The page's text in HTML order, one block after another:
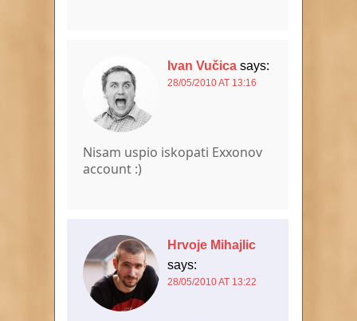
Ivan Vučica says:
28/05/2010 AT 13:16
Nisam uspio iskopati Exxonov
account :)
Hrvoje Mihajlic
says:
28/05/2010 AT 13:22